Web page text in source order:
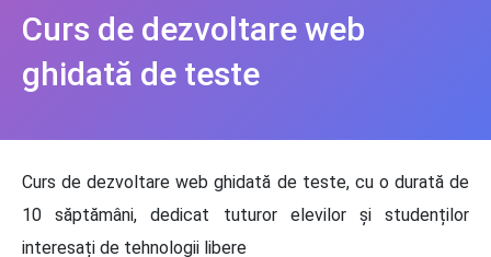
Curs de dezvoltare web
ghidată de teste
Curs de dezvoltare web ghidată de teste, cu o durată de
10 săptămâni, dedicat tuturor elevilor și studenților
interesați de tehnologii libere